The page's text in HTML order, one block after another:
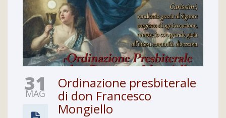
31
MAG
Ordinazione presbiterale
di don Francesco
Mongiello